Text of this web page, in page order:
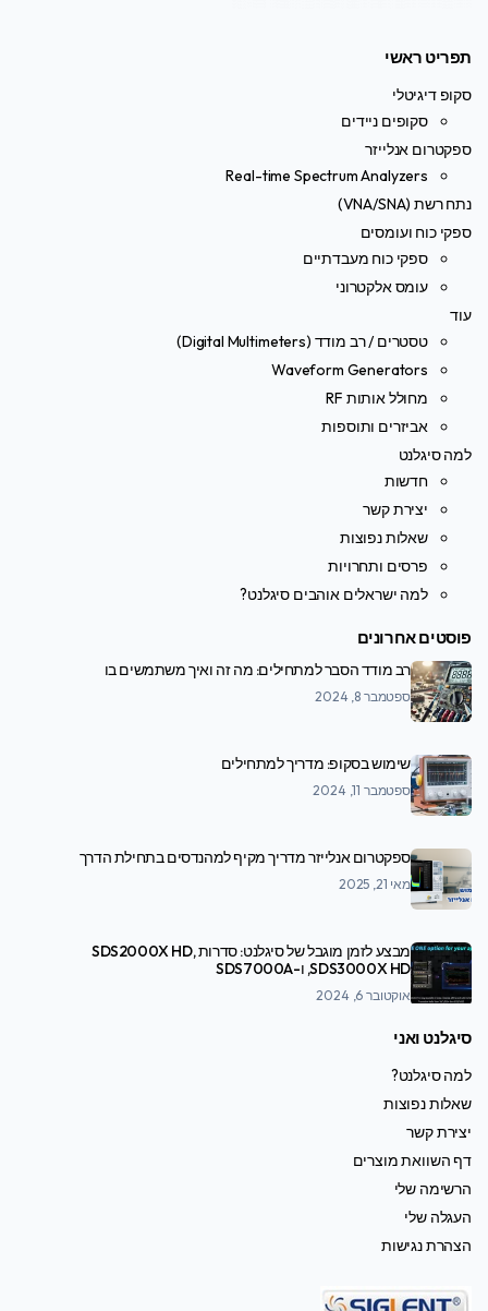
תפריט ראשי
סקופ דיגיטלי
סקופים ניידים
ספקטרום אנלייזר
Real-time Spectrum Analyzers
נתח רשת (VNA/SNA)
ספקי כוח ועומסים
ספקי כוח מעבדתיים
עומס אלקטרוני
עוד
טסטרים / רב מודד (Digital Multimeters)
Waveform Generators
מחולל אותות RF
אביזרים ותוספות
למה סיגלנט
חדשות
יצירת קשר
שאלות נפוצות
פרסים ותחרויות
למה ישראלים אוהבים סיגלנט?
פוסטים אחרונים
רב מודד הסבר למתחילים: מה זה ואיך משתמשים בו
ספטמבר 8, 2024
שימוש בסקופ: מדריך למתחילים
ספטמבר 11, 2024
ספקטרום אנלייזר מדריך מקיף למהנדסים בתחילת הדרך
מאי 21, 2025
מבצע לזמן מוגבל של סיגלנט: סדרות SDS2000X HD,
SDS3000X HD, ו-SDS7000A
אוקטובר 6, 2024
סיגלנט ואני
למה סיגלנט?
שאלות נפוצות
יצירת קשר
דף השוואת מוצרים
הרשימה שלי
העגלה שלי
הצהרת נגישות